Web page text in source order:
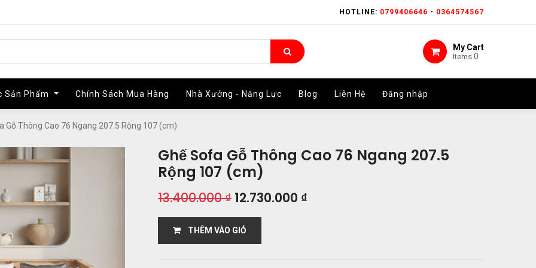
HOTLINE: 0799406646 - 0364574567
My Cart
Items 0
Sản Phẩm Chính Sách Mua Hàng Nhà Xưởng - Năng Lực Blog Liên Hệ Đăng nhập
HOTLINE: 0799406646 - 0364574567
My Cart
Items 0
Sản Phẩm Chính Sách Mua Hàng Nhà Xưởng - Năng Lực Blog Liên Hệ Đăng nhập
Gỗ Thông Cao 76 Ngang 207.5 Rộng 107 (cm)
Ghế Sofa Gỗ Thông Cao 76 Ngang 207.5
Rộng 107 (cm)
13.400.000₫ 12.730.000 ₫
THÊM VÀO GIỎ